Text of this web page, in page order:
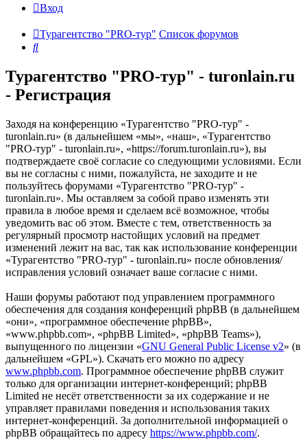
Вход
Турагентство "PRO-тур" Список форумов
Поиск
Турагентство "PRO-тур" - turonlain.ru
- Регистрация
Заходя на конференцию «Турагентство "PRO-тур" -
turonlain.ru» (в дальнейшем «мы», «наш», «Турагентство
"PRO-тур" - turonlain.ru», «https://forum.turonlain.ru»), вы
подтверждаете своё согласие со следующими условиями. Если
вы не согласны с ними, пожалуйста, не заходите и не
пользуйтесь форумами «Турагентство "PRO-тур" -
turonlain.ru». Мы оставляем за собой право изменять эти
правила в любое время и сделаем всё возможное, чтобы
уведомить вас об этом. Вместе с тем, ответственность за
регулярный просмотр настойщих условий на предмет
изменений лежит на вас, так как использование конференции
«Турагентство "PRO-тур" - turonlain.ru» после обновления/
исправления условий означает ваше согласие с ними.
Наши форумы работают под управлением программного
обеспечения для создания конференций phpBB (в дальнейшем
«они», «программное обеспечение phpBB»,
«www.phpbb.com», «phpBB Limited», «phpBB Teams»),
выпущенного по лицензии «GNU General Public License v2» (в
дальнейшем «GPL»). Скачать его можно по адресу
www.phpbb.com. Программное обеспечение phpBB служит
только для организации интернет-конференций; phpBB
Limited не несёт ответственности за их содержание и не
управляет правилами поведения и использования таких
интернет-конференций. За дополнительной информацией о
phpBB обращайтесь по адресу https://www.phpbb.com/.